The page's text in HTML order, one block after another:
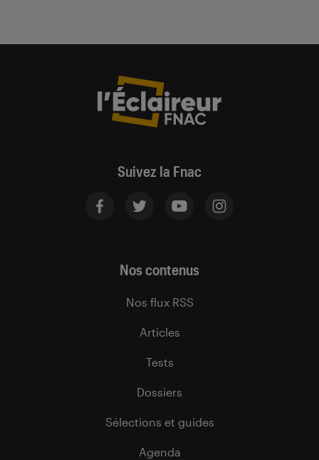
Suivez la Fnac
Nos contenus
Nos flux RSS
Articles
Tests
Dossiers
Sélections et guides
Agenda